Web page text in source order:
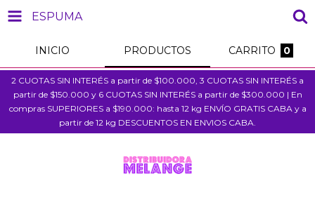
ESPUMA
INICIO PRODUCTOS CARRITO 0
2 CUOTAS SIN INTERÉS a partir de $100.000, 3 CUOTAS SIN INTERÉS a
partir de $150.000 y 6 CUOTAS SIN INTERÉS a partir de $300.000 | En
compras SUPERIORES a $190.000: hasta 12 kg ENVÍO GRATIS CABA y a
partir de 12 kg DESCUENTOS EN ENVIOS CABA.